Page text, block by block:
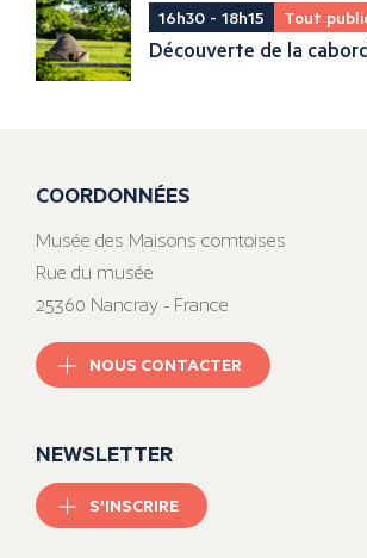
16h30 - 18h15 Tout
Découverte de la
COORDONNÉES
Musée des Maisons comtoises
Rue du musée
25360 Nancray - France
NOUS CONTACTER
NEWSLETTER
S'INSCRIRE